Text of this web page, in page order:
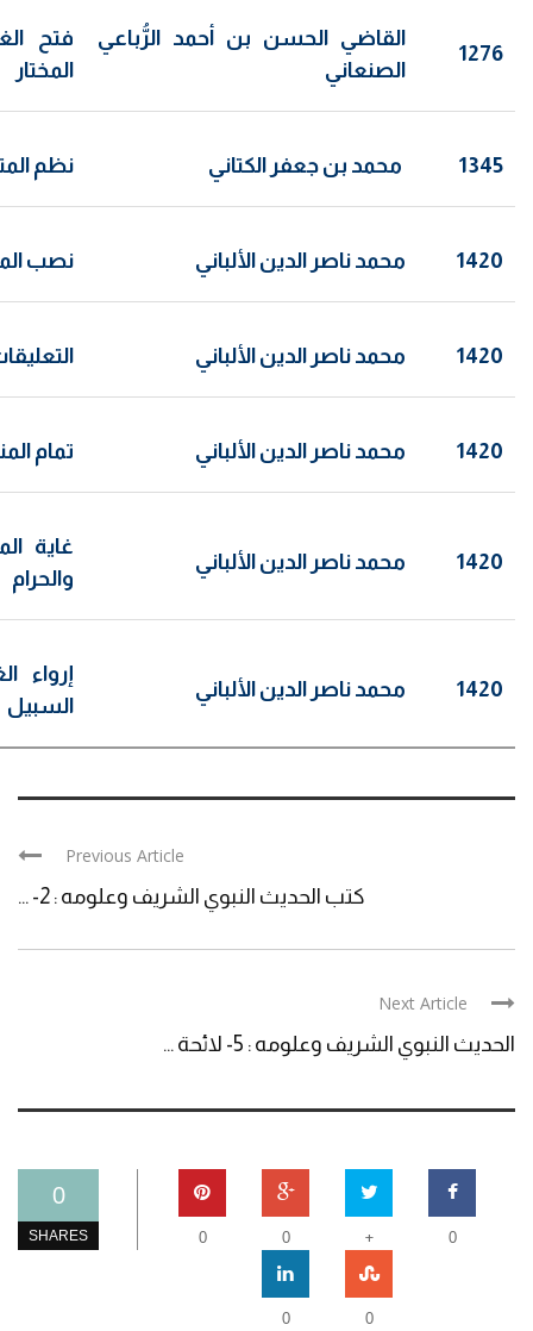
1276
القاضي الحسن بن أحمد الرُّباعي
الصنعاني
فتح
المختار
1345 محمد بن جعفر الكتاني نظم
1420 محمد ناصر الدين الألباني نصب
1420 محمد ناصر الدين الألباني
1420 محمد ناصر الدين الألباني تمام
1420 محمد ناصر الدين الألباني
غاية
والحرام
1420 محمد ناصر الدين الألباني
إرواء
السبيل
Previous Article
كتب الحديث النبوي الشريف وعلومه : 2- ...
Next Article
الحديث النبوي الشريف وعلومه : 5- لائحة ...
0
SHARES 0
+
0
0
0
0